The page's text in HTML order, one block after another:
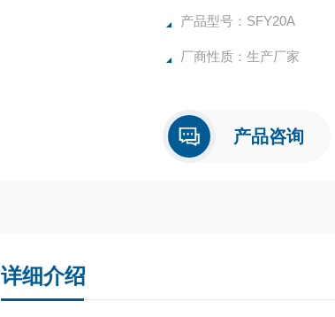
置以及超载保护等装置。是
产品型号：SFY20A
厂商性质：生产厂家
产品咨询
详细介绍